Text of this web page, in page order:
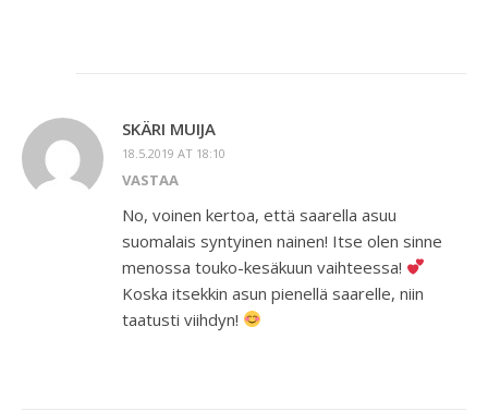
SKÄRI MUIJA
18.5.2019 AT 18:10
VASTAA
No, voinen kertoa, että saarella asuu
suomalais syntyinen nainen! Itse olen sinne
menossa touko-kesäkuun vaihteessa!
Koska itsekkin asun pienellä saarelle, niin
taatusti viihdyn!